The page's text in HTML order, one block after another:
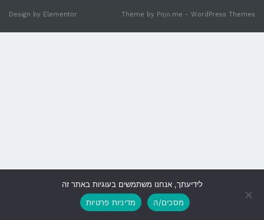
Theme by Pojo.me - WordPress Themes
Design by Elementor
גלילה
לראש
לידיעתך, אנחנו משתמשים בעוגיות באתר זה
מסכים/ה
מדיניות פרטיות